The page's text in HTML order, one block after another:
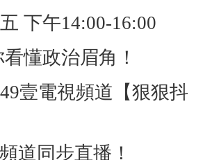
下午14:00-16:00
懂政治眉角！
壹電視頻道【狠狠抖
道同步直播！